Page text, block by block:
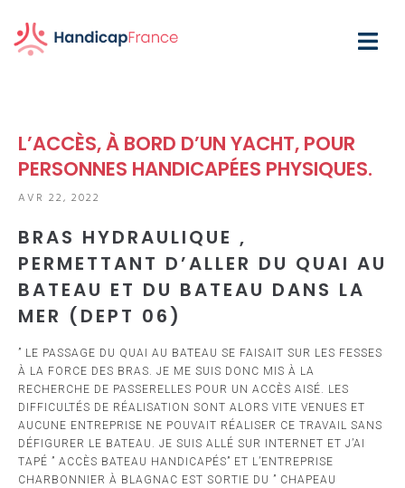
L’ACCÈS, À BORD D’UN YACHT, POUR
PERSONNES HANDICAPÉES PHYSIQUES.
AVR 22, 2022
BRAS HYDRAULIQUE ,
PERMETTANT D’ALLER DU QUAI AU
BATEAU ET DU BATEAU DANS LA
MER (DEPT 06)
” LE PASSAGE DU QUAI AU BATEAU SE FAISAIT SUR LES FESSES
À LA FORCE DES BRAS. JE ME SUIS DONC MIS À LA
RECHERCHE DE PASSERELLES POUR UN ACCÈS AISÉ. LES
DIFFICULTÉS DE RÉALISATION SONT ALORS VITE VENUES ET
AUCUNE ENTREPRISE NE POUVAIT RÉALISER CE TRAVAIL SANS
DÉFIGURER LE BATEAU. JE SUIS ALLÉ SUR INTERNET ET J’AI
TAPÉ ” ACCÈS BATEAU HANDICAPÉS” ET L’ENTREPRISE
CHARBONNIER À BLAGNAC EST SORTIE DU ” CHAPEAU